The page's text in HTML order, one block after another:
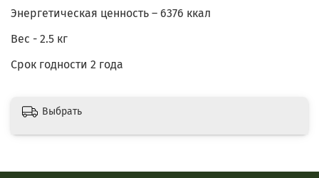
Энергетическая ценность – 6376 ккал
Вес - 2.5 кг
Срок годности 2 года
Выбрать